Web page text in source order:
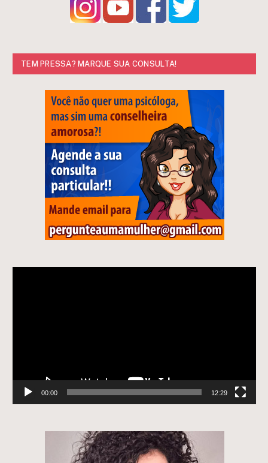
TEM PRESSA? MARQUE SUA CONSULTA!
00:00 12:29